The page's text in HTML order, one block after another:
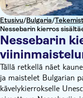
Etusivu/Bulgaria/
Nessebarin kierros
Nessebarin
Tällä retkellä näet
ja maistelet Bulgarian
kävelykierrokselle